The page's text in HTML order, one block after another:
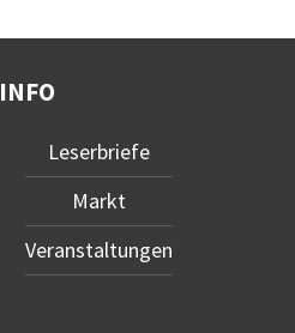
INFO
Leserbriefe
Markt
Veranstaltungen